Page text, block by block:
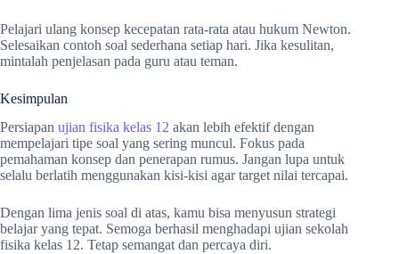
Pelajari ulang konsep kecepatan rata-rata atau hukum Newton.
Selesaikan contoh soal sederhana setiap hari. Jika kesulitan,
mintalah penjelasan pada guru atau teman.
Kesimpulan
Persiapan ujian fisika kelas 12 akan lebih efektif dengan
mempelajari tipe soal yang sering muncul. Fokus pada
pemahaman konsep dan penerapan rumus. Jangan lupa untuk
selalu berlatih menggunakan kisi-kisi agar target nilai tercapai.
Dengan lima jenis soal di atas, kamu bisa menyusun strategi
belajar yang tepat. Semoga berhasil menghadapi ujian sekolah
fisika kelas 12. Tetap semangat dan percaya diri.